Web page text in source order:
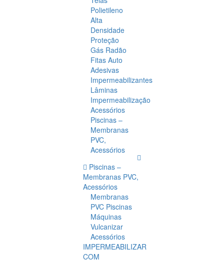
Polietileno
Alta
Densidade
Proteção
Gás Radão
Fitas Auto
Adesivas
Impermeabilizantes
Lâminas
Impermeabilização
Acessórios
Piscinas –
Membranas
PVC,
Acessórios
Piscinas –
Membranas PVC,
Acessórios
Membranas
PVC Piscinas
Máquinas
Vulcanizar
Acessórios
IMPERMEABILIZAR
COM